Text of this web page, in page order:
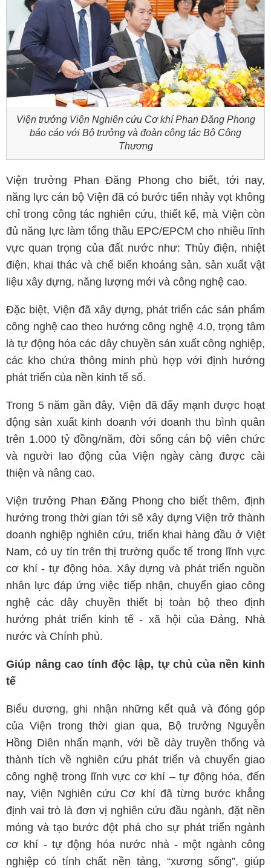
Viện trưởng Viện Nghiên cứu Cơ khí Phan Đăng Phong
báo cáo với Bộ trưởng và đoàn công tác Bộ Công
Thương
Viện trưởng Phan Đăng Phong cho biết, tới nay,
năng lực cán bộ Viện đã có bước tiến nhảy vọt không
chỉ trong công tác nghiên cứu, thiết kế, mà Viện còn
đủ năng lực làm tổng thầu EPC/EPCM cho nhiều lĩnh
vực quan trọng của đất nước như: Thủy điện, nhiệt
điện, khai thác và chế biến khoáng sản, sản xuất vật
liệu xây dựng, năng lượng mới và công nghệ cao.
Đặc biệt, Viện đã xây dựng, phát triển các sản phẩm
công nghệ cao theo hướng công nghệ 4.0, trọng tâm
là tự động hóa các dây chuyền sản xuất công nghiệp,
các kho chứa thông minh phù hợp với định hướng
phát triển của nền kinh tế số.
Trong 5 năm gần đây, Viện đã đẩy mạnh được hoạt
động sản xuất kinh doanh với doanh thu bình quân
trên 1.000 tỷ đồng/năm, đời sống cán bộ viên chức
và người lao động của Viện ngày càng được cải
thiện và nâng cao.
Viện trưởng Phan Đăng Phong cho biết thêm, định
hướng trong thời gian tới sẽ xây dựng Viện trở thành
doanh nghiệp nghiên cứu, triển khai hàng đầu ở Việt
Nam, có uy tín trên thị trường quốc tế trong lĩnh vực
cơ khí - tự động hóa. Xây dựng và phát triển nguồn
nhân lực đáp ứng việc tiếp nhận, chuyển giao công
nghệ các dây chuyền thiết bị toàn bộ theo định
hướng phát triển kinh tế - xã hội của Đảng, Nhà
nước và Chính phủ.
Giúp nâng cao tính độc lập, tự chủ của nền kinh
tế
Biểu dương, ghi nhận những kết quả và đóng góp
của Viện trong thời gian qua, Bộ trưởng Nguyễn
Hồng Diên nhấn mạnh, với bề dày truyền thống và
thành tích về nghiên cứu phát triển và chuyển giao
công nghệ trong lĩnh vực cơ khí – tự động hóa, đến
nay, Viện Nghiên cứu Cơ khí đã từng bước khẳng
định vai trò là đơn vị nghiên cứu đầu ngành, đặt nền
móng và tạo bước đột phá cho sự phát triển ngành
cơ khí - tự động hóa nước nhà - một ngành công
nghiệp có tính chất nền tảng, “xương sống”, giúp